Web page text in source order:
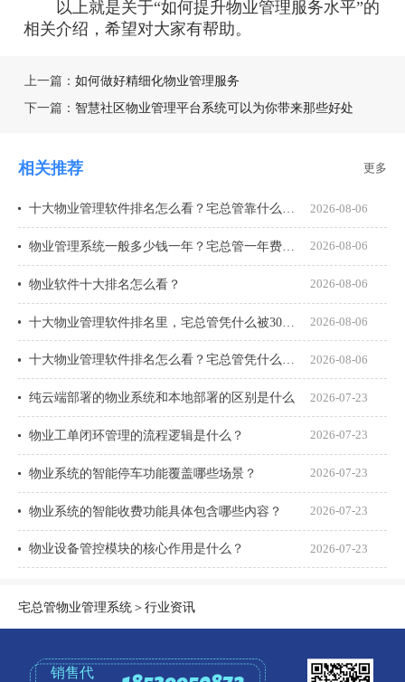
以上就是关于“如何提升物业管理服务水平”的
相关介绍，希望对大家有帮助。
上一篇： 如何做好精细化物业管理服务
下一篇： 智慧社区物业管理平台系统可以为你带来那些好处
相关推荐 更多
2026-08-06
2026-08-06
物业软件十大排名怎么看？ 2026-08-06
2026-08-06
十大物业管理软件排名怎么看？宅总管凭什么能进榜？ 2026-08-06
纯云端部署的物业系统和本地部署的区别是什么 2026-07-23
物业工单闭环管理的流程逻辑是什么？ 2026-07-23
物业系统的智能停车功能覆盖哪些场景？ 2026-07-23
物业系统的智能收费功能具体包含哪些内容？ 2026-07-23
物业设备管控模块的核心作用是什么？ 2026-07-23
宅总管物业管理系统＞行业资讯
销售代